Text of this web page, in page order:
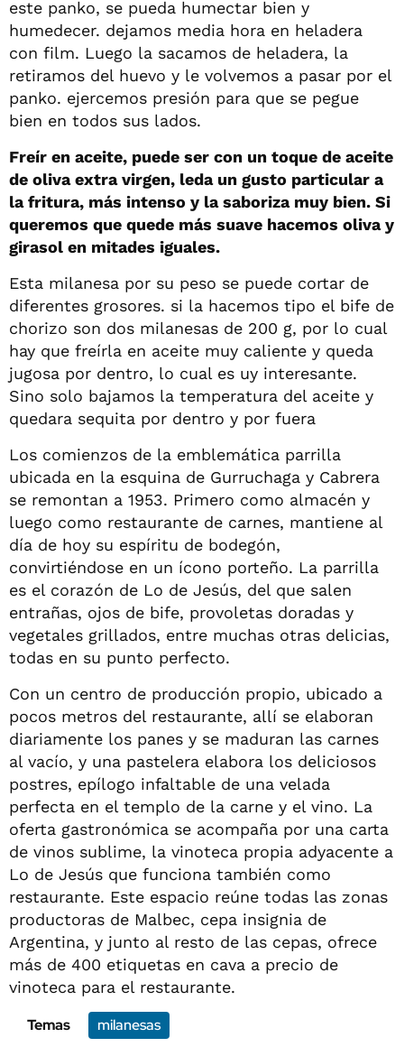
este panko, se pueda humectar bien y
humedecer. dejamos media hora en heladera
con film. Luego la sacamos de heladera, la
retiramos del huevo y le volvemos a pasar por el
panko. ejercemos presión para que se pegue
bien en todos sus lados.
Freír en aceite, puede ser con un toque de aceite
de oliva extra virgen, leda un gusto particular a
la fritura, más intenso y la saboriza muy bien. Si
queremos que quede más suave hacemos oliva y
girasol en mitades iguales.
Esta milanesa por su peso se puede cortar de
diferentes grosores. si la hacemos tipo el bife de
chorizo son dos milanesas de 200 g, por lo cual
hay que freírla en aceite muy caliente y queda
jugosa por dentro, lo cual es uy interesante.
Sino solo bajamos la temperatura del aceite y
quedara sequita por dentro y por fuera
Los comienzos de la emblemática parrilla
ubicada en la esquina de Gurruchaga y Cabrera
se remontan a 1953. Primero como almacén y
luego como restaurante de carnes, mantiene al
día de hoy su espíritu de bodegón,
convirtiéndose en un ícono porteño. La parrilla
es el corazón de Lo de Jesús, del que salen
entrañas, ojos de bife, provoletas doradas y
vegetales grillados, entre muchas otras delicias,
todas en su punto perfecto.
Con un centro de producción propio, ubicado a
pocos metros del restaurante, allí se elaboran
diariamente los panes y se maduran las carnes
al vacío, y una pastelera elabora los deliciosos
postres, epílogo infaltable de una velada
perfecta en el templo de la carne y el vino. La
oferta gastronómica se acompaña por una carta
de vinos sublime, la vinoteca propia adyacente a
Lo de Jesús que funciona también como
restaurante. Este espacio reúne todas las zonas
productoras de Malbec, cepa insignia de
Argentina, y junto al resto de las cepas, ofrece
más de 400 etiquetas en cava a precio de
vinoteca para el restaurante.
Temas
milanesas